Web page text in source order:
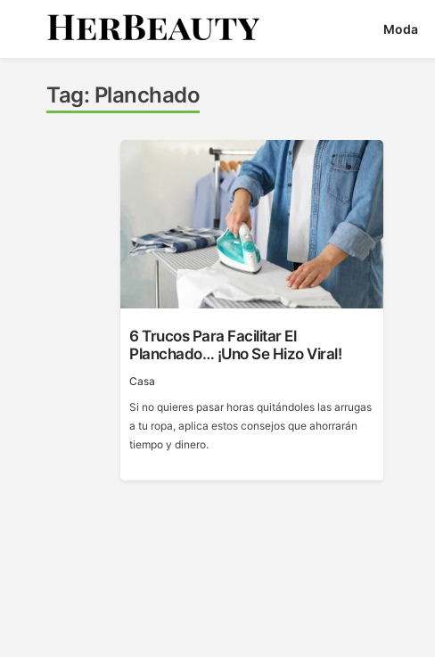
Moda
Tag: Planchado
6 Trucos Para Facilitar El
Planchado… ¡uno Se Hizo Viral!
Casa
Si no quieres pasar horas quitándoles las arrugas
a tu ropa, aplica estos consejos que ahorrarán
tiempo y dinero.